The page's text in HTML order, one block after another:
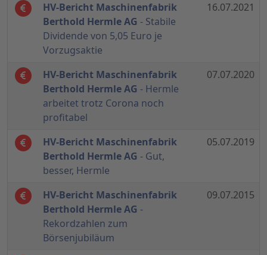
HV-Bericht Maschinenfabrik
Berthold Hermle AG - Stabile
Dividende von 5,05 Euro je
Vorzugsaktie
16.07.2021
HV-Bericht Maschinenfabrik
Berthold Hermle AG - Hermle
arbeitet trotz Corona noch
profitabel
07.07.2020
HV-Bericht Maschinenfabrik
Berthold Hermle AG - Gut,
besser, Hermle
05.07.2019
HV-Bericht Maschinenfabrik
Berthold Hermle AG -
Rekordzahlen zum
Börsenjubiläum
09.07.2015